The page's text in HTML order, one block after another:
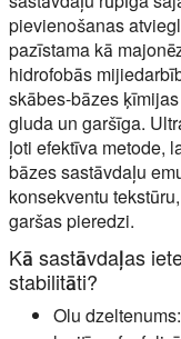
pievienošanas
pazīstama kā
hidrofobās
skābes-bāzes
gluda un garšīga.
ļoti efektīva metode,
bāzes sastāvdaļu
konsekventu
garšas pieredzi.
Kā sastāvdaļas
stabilitāti?
Olu dzeltenums: